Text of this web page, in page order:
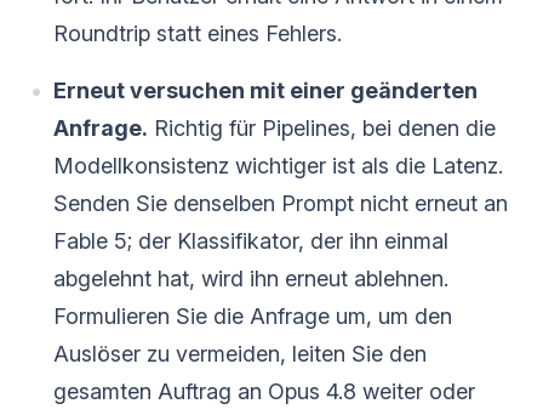
Roundtrip statt eines Fehlers.
Erneut versuchen mit einer geänderten
Anfrage. Richtig für Pipelines, bei denen die
Modellkonsistenz wichtiger ist als die Latenz.
Senden Sie denselben Prompt nicht erneut an
Fable 5; der Klassifikator, der ihn einmal
abgelehnt hat, wird ihn erneut ablehnen.
Formulieren Sie die Anfrage um, um den
Auslöser zu vermeiden, leiten Sie den
gesamten Auftrag an Opus 4.8 weiter oder